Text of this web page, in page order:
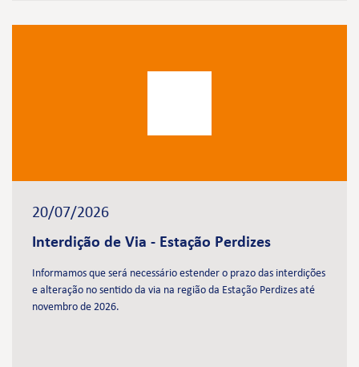
20/07/2026
Interdição de Via - Estação Perdizes
Informamos que será necessário estender o prazo das interdições
e alteração no sentido da via na região da Estação Perdizes até
novembro de 2026.